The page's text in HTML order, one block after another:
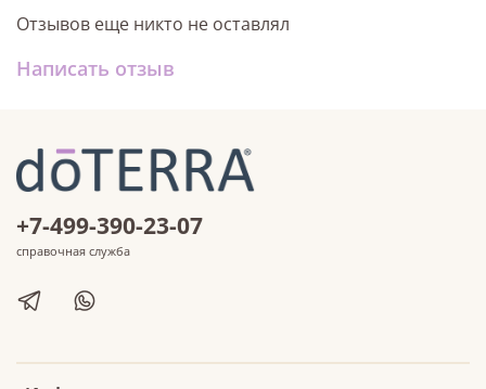
Отзывов еще никто не оставлял
Написать отзыв
+7-499-390-23-07
справочная служба